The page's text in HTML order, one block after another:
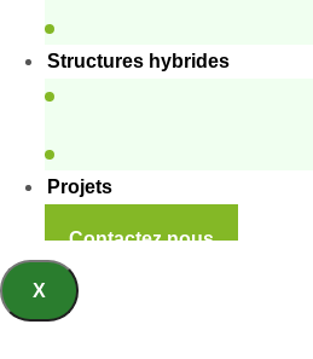
Structures hybrides
Projets
Contactez nous
X